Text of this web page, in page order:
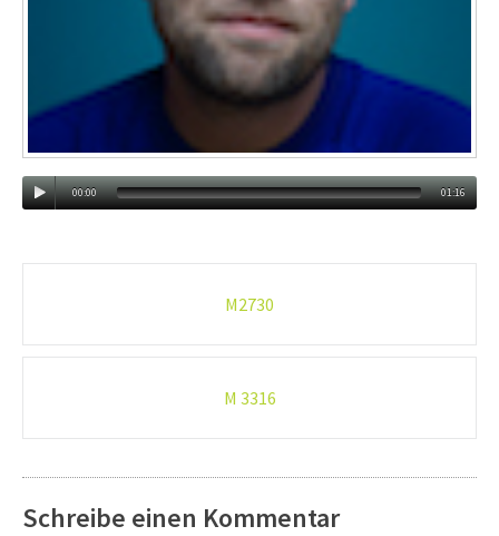
00:00 01:16
M2730
M 3316
Schreibe einen Kommentar